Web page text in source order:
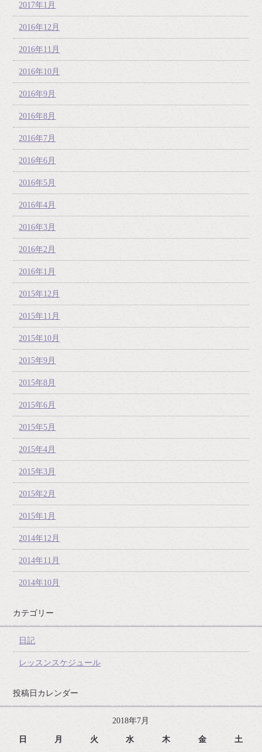
2017年1月
2016年12月
2016年11月
2016年10月
2016年9月
2016年8月
2016年7月
2016年6月
2016年5月
2016年4月
2016年3月
2016年2月
2016年1月
2015年12月
2015年11月
2015年10月
2015年9月
2015年8月
2015年6月
2015年5月
2015年4月
2015年3月
2015年2月
2015年1月
2014年12月
2014年11月
2014年10月
カテゴリー
日記
レッスンスケジュール
投稿日カレンダー
2018年7月
日 月 火 水 木 金
土